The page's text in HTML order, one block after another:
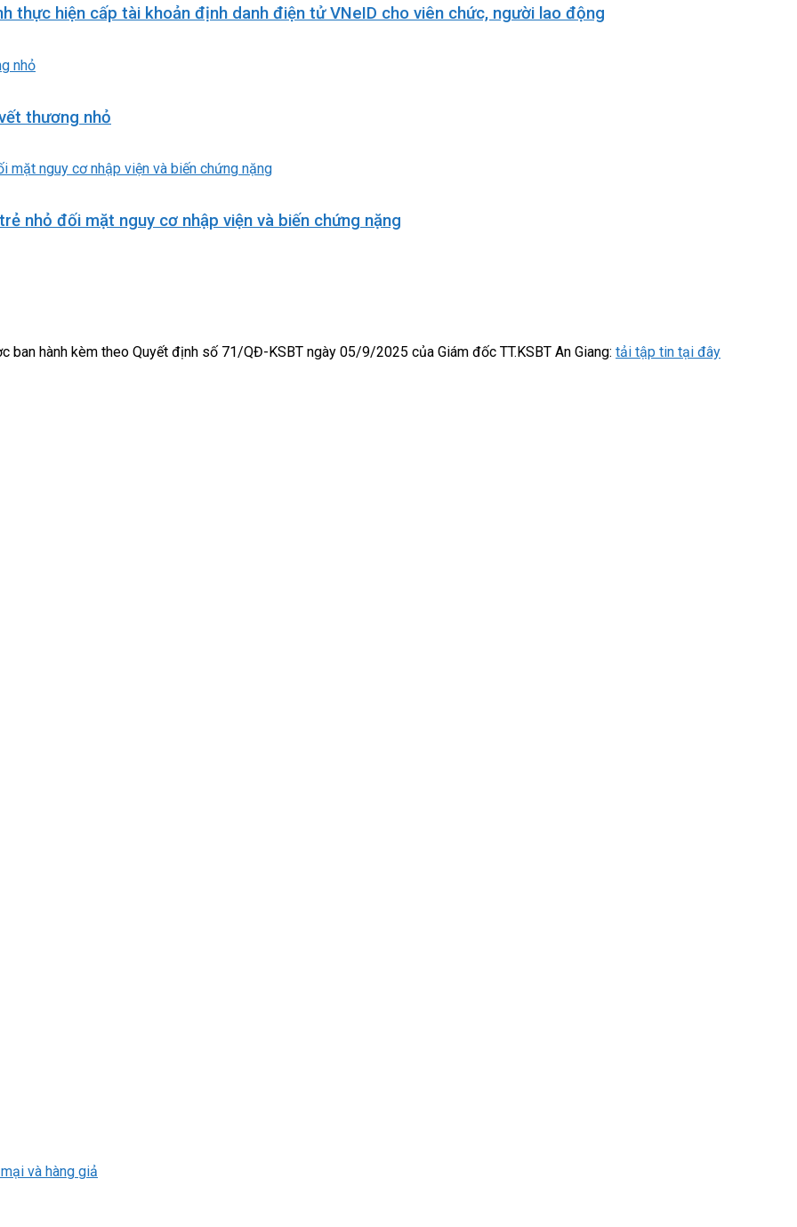
thực hiện cấp tài khoản định danh điện tử VNeID cho viên chức, người lao động
thương nhỏ
nhỏ đối mặt nguy cơ nhập viện và biến chứng nặng
hành kèm theo Quyết định số 71/QĐ-KSBT ngày 05/9/2025 của Giám đốc TT.KSBT An Giang: tải tập tin tại đây
và hàng giả